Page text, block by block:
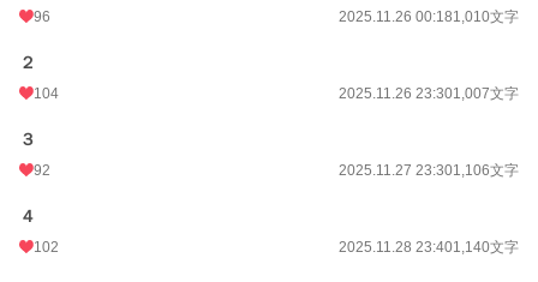
96 2025.11.26 00:181,010文字
２
104 2025.11.26 23:301,007文字
３
92 2025.11.27 23:301,106文字
４
102 2025.11.28 23:401,140文字